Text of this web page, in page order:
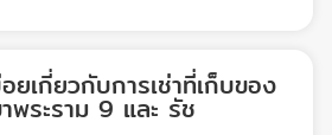
ยเกี่ยวกับการเช่าที่เก็บของ
พระราม 9 และ รัช